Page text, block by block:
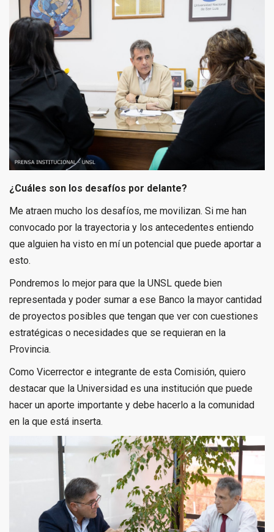
¿Cuáles son los desafíos por delante?
Me atraen mucho los desafíos, me movilizan. Si me han
convocado por la trayectoria y los antecedentes entiendo
que alguien ha visto en mí un potencial que puede aportar a
esto.
Pondremos lo mejor para que la UNSL quede bien
representada y poder sumar a ese Banco la mayor cantidad
de proyectos posibles que tengan que ver con cuestiones
estratégicas o necesidades que se requieran en la
Provincia.
Como Vicerrector e integrante de esta Comisión, quiero
destacar que la Universidad es una institución que puede
hacer un aporte importante y debe hacerlo a la comunidad
en la que está inserta.